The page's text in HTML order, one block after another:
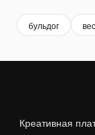
бульдог
Креативная